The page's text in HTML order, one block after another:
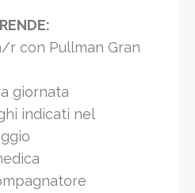
r con Pullman Gran
giornata
indicati nel